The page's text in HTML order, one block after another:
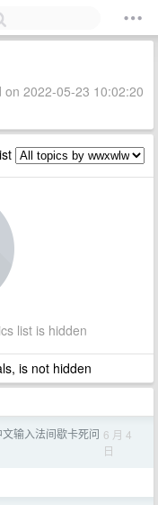
2022-05-23 10:02:20
list is hidden
is not hidden
输入法间歇卡死问 6 月 4
日